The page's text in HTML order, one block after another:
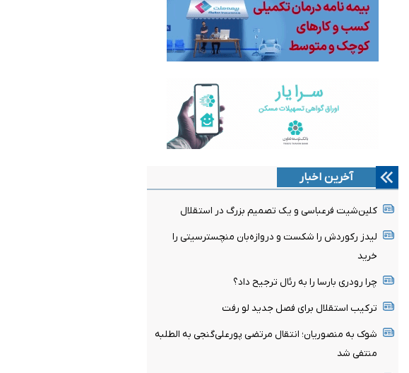
آخرین اخبار
کلین‌شیت فرعباسی و یک تصمیم بزرگ در استقلال
لیدز رکوردش را شکست و دروازه‌بان منچسترسیتی را
خرید
چرا رودری بارسا را به رئال ترجیح داد؟
ترکیب استقلال برای فصل جدید لو رفت
شوک به منصوریان؛ انتقال مرتضی پورعلی‌گنجی به الطلبه
منتفی شد